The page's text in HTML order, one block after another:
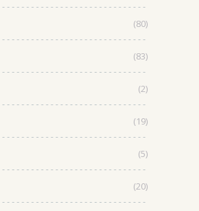
(80)
(83)
(2)
(19)
(5)
(20)